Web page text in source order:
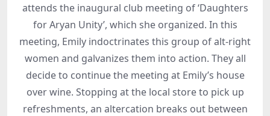
attends the inaugural club meeting of ‘Daughters
for Aryan Unity’, which she organized. In this
meeting, Emily indoctrinates this group of alt-right
women and galvanizes them into action. They all
decide to continue the meeting at Emily’s house
over wine. Stopping at the local store to pick up
refreshments, an altercation breaks out between